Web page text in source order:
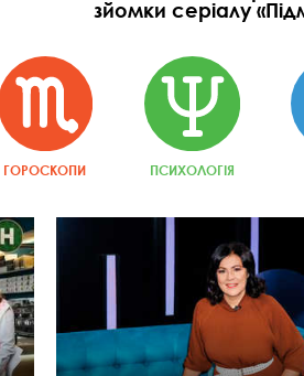
зйомки серіалу
ГОРОСКОПИ ПСИХОЛОГІЯ